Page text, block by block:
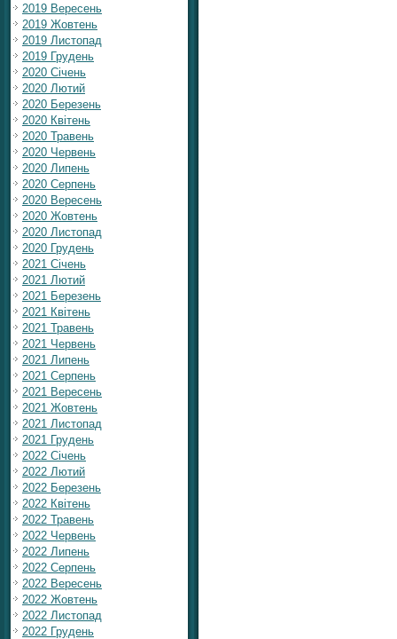
2019 Вересень
2019 Жовтень
2019 Листопад
2019 Грудень
2020 Січень
2020 Лютий
2020 Березень
2020 Квітень
2020 Травень
2020 Червень
2020 Липень
2020 Серпень
2020 Вересень
2020 Жовтень
2020 Листопад
2020 Грудень
2021 Січень
2021 Лютий
2021 Березень
2021 Квітень
2021 Травень
2021 Червень
2021 Липень
2021 Серпень
2021 Вересень
2021 Жовтень
2021 Листопад
2021 Грудень
2022 Січень
2022 Лютий
2022 Березень
2022 Квітень
2022 Травень
2022 Червень
2022 Липень
2022 Серпень
2022 Вересень
2022 Жовтень
2022 Листопад
2022 Грудень